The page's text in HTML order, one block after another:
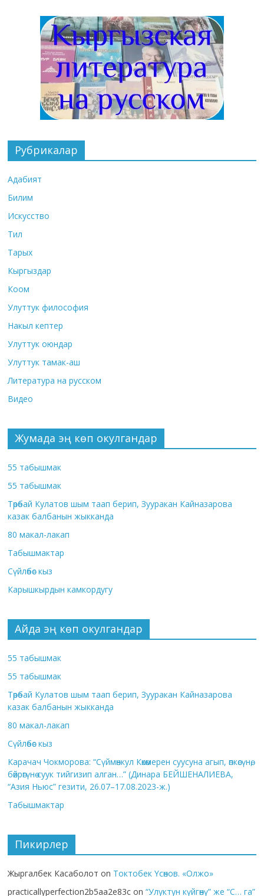
Рубрикалар
Адабият
Билим
Искусство
Тил
Тарых
Кыргыздар
Коом
Улуттук философия
Накыл кептер
Улуттук оюндар
Улуттук тамак-аш
Литература на русском
Видео
Жумада эң көп окулгандар
55 табышмак
55 табышмак
Төрөбай Кулатов шым таап берип, Зууракан Кайназарова
казак балбанын жыкканда
80 макал-лакап
Табышмактар
Сүйлөбөс кыз
Карышкырдын камкордугу
Айда эң көп окулгандар
55 табышмак
55 табышмак
Төрөбай Кулатов шым таап берип, Зууракан Кайназарова
казак балбанын жыкканда
80 макал-лакап
Сүйлөбөс кыз
Карачач Чокморова: “Сүймөнкул Көкөмерен суусуна агып, өпкөсүнө,
бөйрөгүнө суук тийгизип алган…” (Динара БЕЙШЕНАЛИЕВА,
“Азия Ньюс” гезити, 26.07–17.08.2023-ж.)
Табышмактар
Пикирлер
Жыргалбек Касаболот on Токтобек Үсөнов. «Олжо»
practicallyperfection2b5aa2e83c on“Улуктун күйгөнү” же “С… га”